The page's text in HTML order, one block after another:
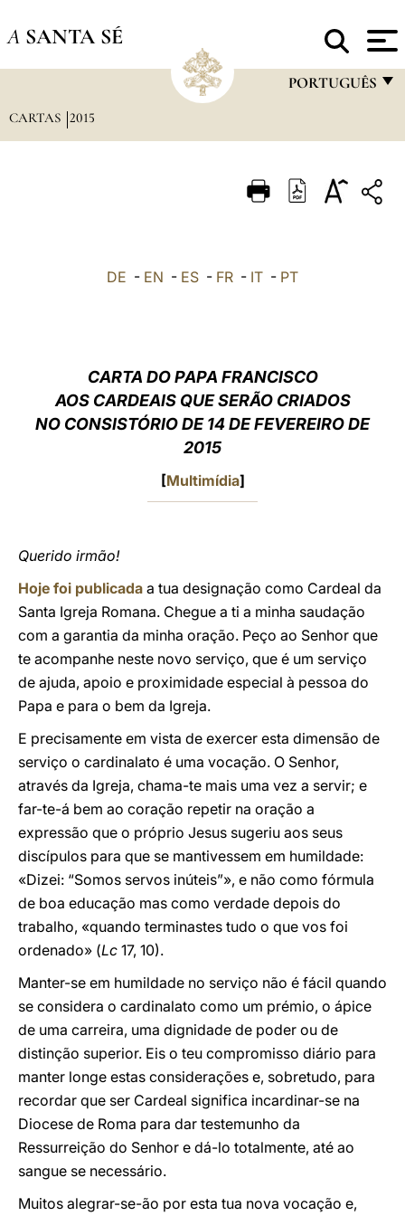
A SANTA SÉ
PORTUGUÊS
ITALIANO
中文
LATINE
CARTAS 2015
DE - EN - ES - FR - IT - PT
CARTA DO PAPA FRANCISCO
AOS CARDEAIS QUE SERÃO CRIADOS
NO CONSISTÓRIO DE 14 DE FEVEREIRO DE
2015
[Multimídia]
Querido irmão!
Hoje foi publicada a tua designação como Cardeal da
Santa Igreja Romana. Chegue a ti a minha saudação
com a garantia da minha oração. Peço ao Senhor que
te acompanhe neste novo serviço, que é um serviço
de ajuda, apoio e proximidade especial à pessoa do
Papa e para o bem da Igreja.
E precisamente em vista de exercer esta dimensão de
serviço o cardinalato é uma vocação. O Senhor,
através da Igreja, chama-te mais uma vez a servir; e
far-te-á bem ao coração repetir na oração a
expressão que o próprio Jesus sugeriu aos seus
discípulos para que se mantivessem em humildade:
«Dizei: “Somos servos inúteis”», e não como fórmula
de boa educação mas como verdade depois do
trabalho, «quando terminastes tudo o que vos foi
ordenado» (Lc 17, 10).
Manter-se em humildade no serviço não é fácil quando
se considera o cardinalato como um prémio, o ápice
de uma carreira, uma dignidade de poder ou de
distinção superior. Eis o teu compromisso diário para
manter longe estas considerações e, sobretudo, para
recordar que ser Cardeal significa incardinar-se na
Diocese de Roma para dar testemunho da
Ressurreição do Senhor e dá-lo totalmente, até ao
sangue se necessário.
Muitos alegrar-se-ão por esta tua nova vocação e,